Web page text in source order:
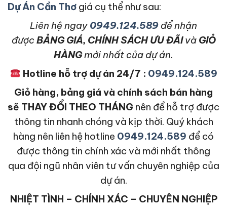
Dự Án Cần Thơ giá cụ thể như sau:
Liên hệ ngay 0949.124.589 để nhận
được BẢNG GIÁ, CHÍNH SÁCH ƯU ĐÃIvàGIỎ
HÀNGmới nhất của dự án.
Hotline hỗ trợ dự án 24/7 : 0949.124.589
Giỏ hàng, bảng giá và chính sách bán hàng
sẽ THAY ĐỔI THEO THÁNG nên để hỗ trợ được
thông tin nhanh chóng và kịp thời. Quý khách
hàng nên liên hệ hotline 0949.124.589 để có
được thông tin chính xác và mới nhất thông
qua đội ngũ nhân viên tư vấn chuyên nghiệp của
dự án.
NHIỆT TÌNH – CHÍNH XÁC – CHUYÊN NGHIỆP